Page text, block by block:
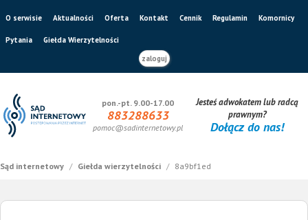
O serwisie Aktualności Oferta Kontakt Cennik Regulamin Komornicy
Pytania
Giełda Wierzytelności
zaloguj
pon.-pt. 9.00-17.00
883288633
pomoc@sadinternetowy.pl
Jesteś adwokatem lub radcą
prawnym?
Dołącz do nas!
Sąd internetowy / Giełda wierzytelności / 8a9bf1ed